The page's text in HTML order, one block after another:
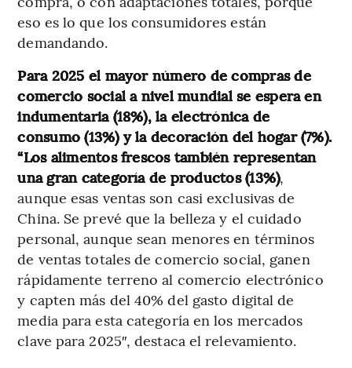
eso es lo que los consumidores están
demandando.
Para 2025 el mayor número de compras de
comercio social a nivel mundial se espera en
indumentaria (18%), la electrónica de
consumo (13%) y la decoración del hogar (7%).
“Los alimentos frescos también representan
una gran categoría de productos (13%),
aunque esas ventas son casi exclusivas de
China. Se prevé que la belleza y el cuidado
personal, aunque sean menores en términos
de ventas totales de comercio social, ganen
rápidamente terreno al comercio electrónico
y capten más del 40% del gasto digital de
media para esta categoría en los mercados
clave para 2025″, destaca el relevamiento.